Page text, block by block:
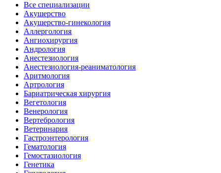
Все специализации
Акушерство
Акушерство-гинекология
Аллергология
Ангиохирургия
Андрология
Анестезиология
Анестезиология-реаниматология
Аритмология
Артрология
Бариатрическая хирургия
Вегетология
Венерология
Вертебрология
Ветеринария
Гастроэнтерология
Гематология
Гемостазиология
Генетика